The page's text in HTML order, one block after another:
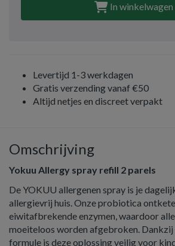
In winkelwagen
Levertijd 1-3 werkdagen
Gratis verzending vanaf €50
Altijd netjes en discreet verpakt
Omschrijving
Yokuu Allergy spray refill 2 parels
De YOKUU allergenen spray is je
allergievrij huis. Onze probiotica
eiwitafbrekende enzymen, waardoor
moeiteloos worden afgebroken.
formule is deze oplossing veilig voor